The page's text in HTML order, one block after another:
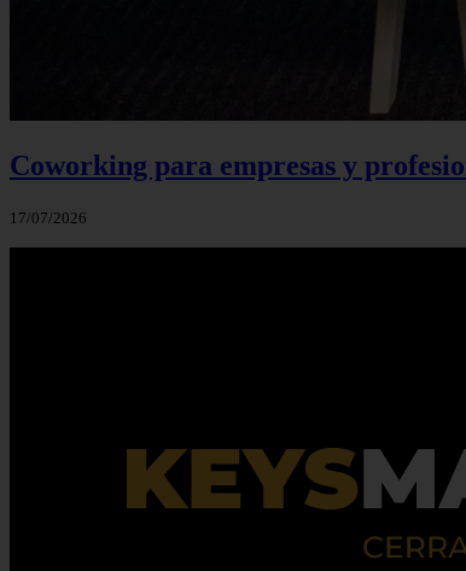
Coworking para empresas y
17/07/2026